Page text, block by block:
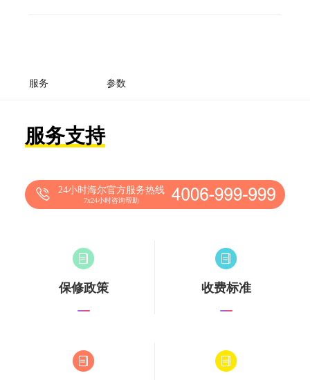
服务 参数
服务支持
24小时海尔官方服务热线
7x24小时咨询帮助
保修政策 收费标准